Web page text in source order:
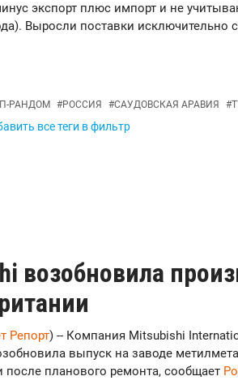
экспорт плюс импорт и не
Выросли поставки исключительно
РАНДОМ #РОССИЯ #САУДОВСКАЯ АРАВИЯ #
все теги в фильтр
возобновила
Репорт) -- Компания Mitsubishi
выпуск на заводе
после планового ремонта, сообщает